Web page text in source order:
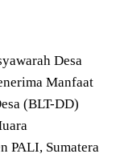
Desa
Manfaat
(BLT-DD)
PALI, Sumatera